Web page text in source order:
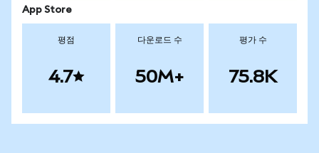
App Store
평점
4.7
다운로드 수
50M+
평가 수
75.8K